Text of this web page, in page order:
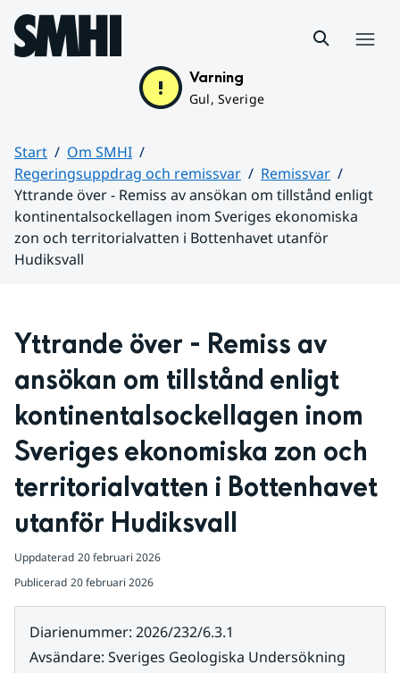
Hoppa till sidans innehåll
Varning
Gul, Sverige
Start
Om SMHI
Regeringsuppdrag och remissvar
Remissvar
Yttrande över - Remiss av ansökan om tillstånd enligt
kontinentalsockellagen inom Sveriges ekonomiska
zon och territorialvatten i Bottenhavet utanför
Hudiksvall
Yttrande över - Remiss av
ansökan om tillstånd enligt
kontinentalsockellagen inom
Sveriges ekonomiska zon och
territorialvatten i Bottenhavet
utanför Hudiksvall
Uppdaterad 20 februari 2026
Publicerad 20 februari 2026
Diarienummer: 2026/232/6.3.1
Avsändare: Sveriges Geologiska Undersökning